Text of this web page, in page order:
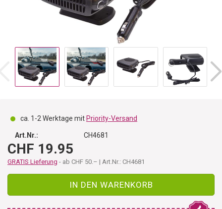
ca. 1-2 Werktage mit Priority-Versand
Art.Nr.: CH4681
CHF 19.95
GRATIS Lieferung - ab CHF 50.– | Art.Nr.: CH4681
IN DEN WARENKORB